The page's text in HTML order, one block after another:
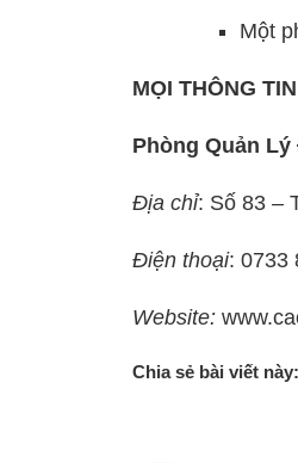
Một
MỌI THÔNG
Phòng Quản
Địa chỉ: Số 83 –
Điện thoại: 0733
Website:
Chia sẻ bài viết này: